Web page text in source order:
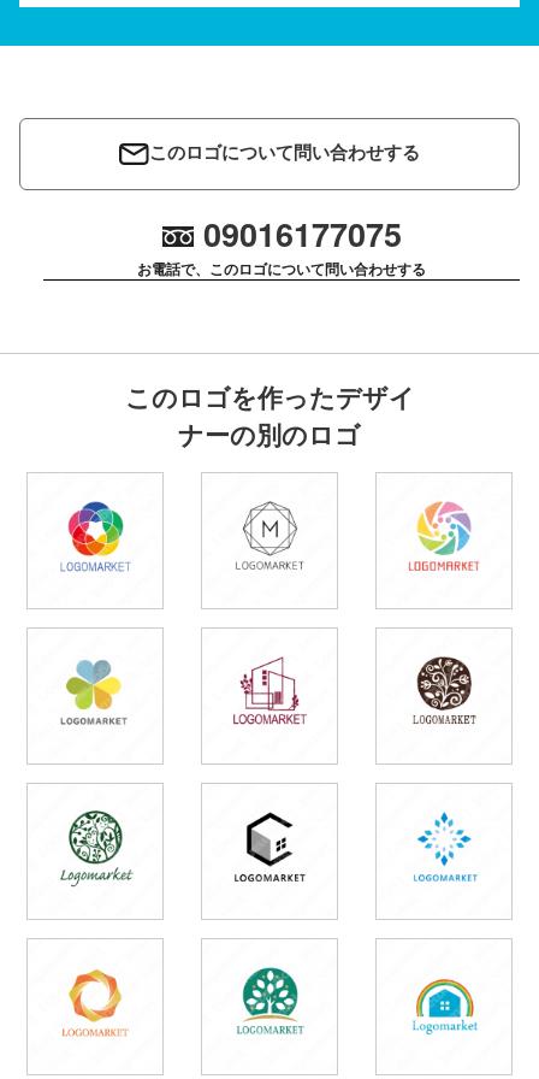
このロゴについて問い合わせする
09016177075
お電話で、このロゴについて問い合わせする
このロゴを作ったデザイ
ナーの別のロゴ